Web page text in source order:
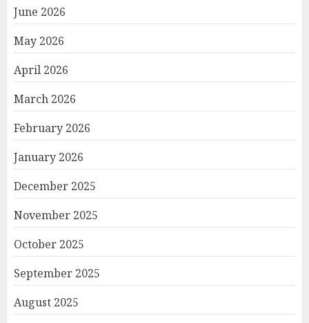
June 2026
May 2026
April 2026
March 2026
February 2026
January 2026
December 2025
November 2025
October 2025
September 2025
August 2025